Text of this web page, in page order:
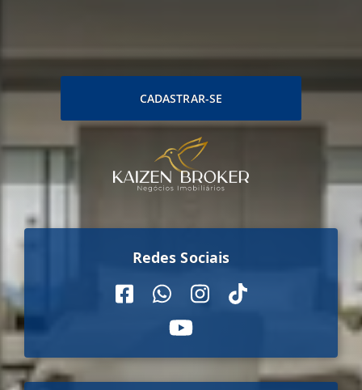
CADASTRAR-SE
Redes Sociais